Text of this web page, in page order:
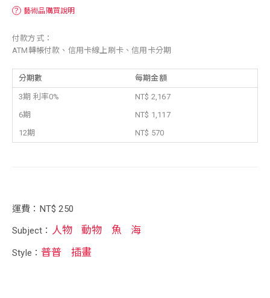
？ 藝術品購買說明
付款方式：
ATM轉帳付款、信用卡線上刷卡、信用卡分期
分期數 每期金額
3期 利率0%
NT$ 2,167
6期
NT$ 1,117
12期
NT$ 570
運費：NT$ 250
Subject： 人物 動物 魚 海
Style：普普 插畫